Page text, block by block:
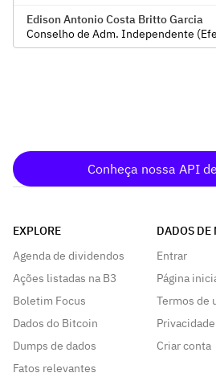
Edison Antonio Costa Britto Garcia
Conselho de Adm. Independente
Conheça nossa API
EXPLORE
Agenda de dividendos
Ações listadas na B3
Boletim Focus
Dados do Bitcoin
Dumps de dados
Fatos relevantes
DADOS DE
Entrar
Página
Termos de
Privacidade
Criar conta